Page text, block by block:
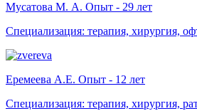
Мусатова М. А. Опыт - 29 лет
Специализация: терапия, хирургия,
Еремеева А.Е. Опыт - 12 лет
Специализация: терапия, хирургия,